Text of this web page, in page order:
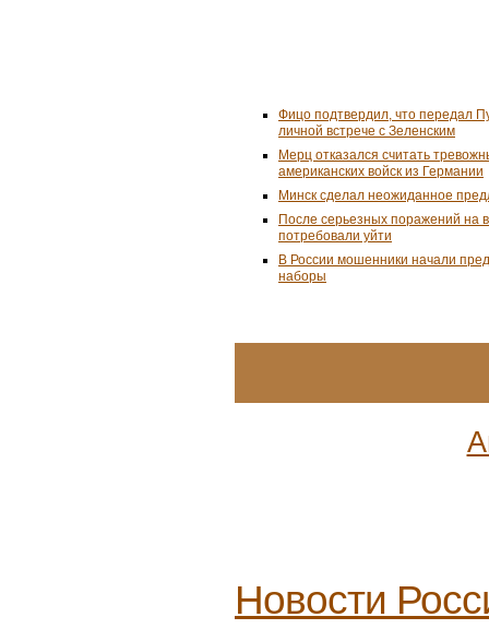
Фицо подтвердил, что передал
личной встрече с Зеленским
Мерц отказался считать
американских войск из Германии
Минск сделал неожиданное
После серьезных поражений на
потребовали уйти
В России мошенники начали
наборы
Новости